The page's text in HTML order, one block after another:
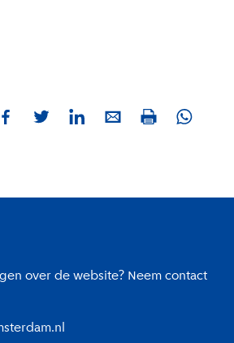
FacebookTwitterLinkedInE-mailPrint
over de website? Neem contact